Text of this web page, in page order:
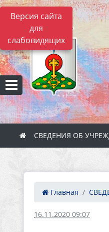
Версия сайта
для
слабовидящих
СВЕДЕНИЯ ОБ
Главная
16.11.2020 09:07